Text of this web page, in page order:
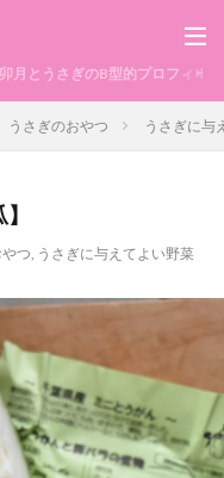
卯月とうさぎのB型的プロフィール
うさぎのおやつ うさぎに与
つ, うさぎに与えてよい野菜